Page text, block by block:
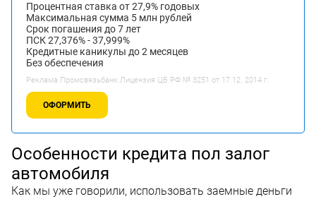
Процентная ставка от 27,9% годовых
Максимальная сумма 5 млн рублей
Срок погашения до 7 лет
ПСК 27,376% - 37,999%
Кредитные каникулы до 2 месяцев
Без обеспечения
Реклама Промсвязьбанк.Лицензия ЦБ РФ № 3251 от 17.12. 2014 г.
ОФОРМИТЬ
Особенности кредита пол залог
автомобиля
Как мы уже говорили, использовать заемные деньги